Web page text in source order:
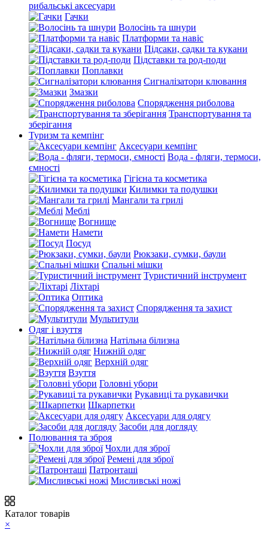
рибальські аксесуари
Гачки
Волосінь та шнури
Платформи та навіс
Підсаки, садки та кукани
Підставки та род-поди
Поплавки
Сигналізатори клювання
Змазки
Спорядження риболова
Транспортування та
зберігання
Туризм та кемпінг
Аксесуари кемпінг
Вода - фляги, термоси,
ємності
Гігієна та косметика
Килимки та подушки
Мангали та грилі
Меблі
Вогнище
Намети
Посуд
Рюкзаки, сумки, баули
Спальні мішки
Туристичний інструмент
Ліхтарі
Оптика
Спорядження та захист
Мультитули
Одяг і взуття
Натільна білизна
Нижній одяг
Верхній одяг
Взуття
Головні убори
Рукавиці та рукавички
Шкарпетки
Аксесуари для одягу
Засоби для догляду
Полювання та зброя
Чохли для зброї
Ремені для зброї
Патронташі
Мисливські ножі
Каталог товарів
×